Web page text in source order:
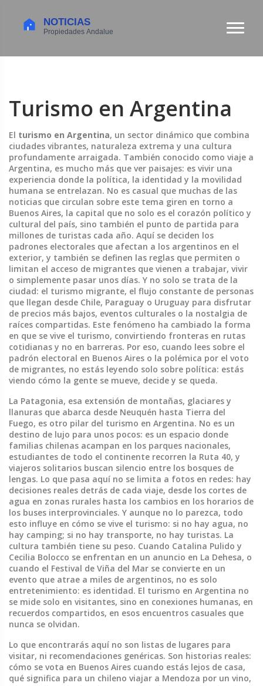
Turismo en Argentina
El turismo en Argentina, un sector dinámico que combina
ciudades vibrantes, naturaleza extrema y una cultura
profundamente arraigada. También conocido como viaje a
Argentina, es mucho más que ver paisajes: es vivir una
experiencia donde la política, la identidad y la movilidad
humana se entrelazan. No es casual que muchas de las
noticias que circulan sobre este tema giren en torno a
Buenos Aires, la capital que no solo es el corazón político y
cultural del país, sino también el punto de partida para
millones de turistas cada año. Aquí se deciden los
padrones electorales que afectan a los argentinos en el
exterior, y también se definen las reglas que permiten o
limitan el acceso de migrantes que vienen a trabajar, vivir
o simplemente pasar unos días. Y no solo se trata de la
ciudad: el turismo migrante, el flujo constante de personas
que llegan desde Chile, Paraguay o Uruguay para disfrutar
de precios más bajos, eventos culturales o la nostalgia de
raíces compartidas. Este fenómeno ha cambiado la forma
en que se vive el turismo, convirtiendo fronteras en rutas
cotidianas y no en barreras. Por eso, cuando lees sobre el
padrón electoral en Buenos Aires o la polémica por el voto
de migrantes, no estás leyendo solo sobre política: estás
viendo cómo la gente se mueve, decide y se queda.
La Patagonia, esa extensión de montañas, glaciares y
llanuras que abarca desde Neuquén hasta Tierra del
Fuego, es otro pilar del turismo en Argentina. No es un
destino de lujo para unos pocos: es un espacio donde
familias chilenas acampan en los parques nacionales,
estudiantes de todo el continente recorren la Ruta 40, y
viajeros solitarios buscan silencio entre los bosques de
lengas. Lo que pasa aquí no se limita a fotos en redes: hay
decisiones reales detrás de cada viaje, desde los cortes de
agua en zonas rurales hasta los cambios en los horarios de
los buses interprovinciales. Y aunque no lo parezca, todo
esto influye en cómo se vive el turismo: si no hay agua, no
hay camping; si no hay transporte, no hay turistas. La
cultura también tiene su peso. Cuando Catalina Pulido y
Cecilia Bolocco se enfrentan en un anuncio en La Dehesa, o
cuando el Festival de Viña del Mar se convierte en un
evento que atrae a miles de argentinos, no es solo
entretenimiento: es identidad. El turismo en Argentina no
se mide solo en visitantes, sino en conexiones humanas, en
recuerdos compartidos, en esos encuentros casuales que
nunca se olvidan.
Lo que encontrarás aquí no son listas de lugares para
visitar, ni recomendaciones genéricas. Son historias reales:
cómo se vota en Buenos Aires cuando estás lejos de casa,
qué significa para un chileno viajar a Mendoza por un vino,